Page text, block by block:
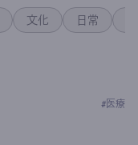
文化 日常
# 医療